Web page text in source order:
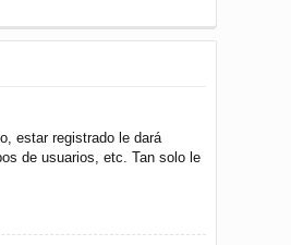
estar registrado le dará
de usuarios, etc. Tan solo le